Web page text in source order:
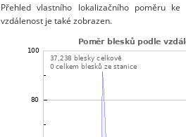
Přehled vlastního lokalizačního poměru
vzdálenost je také zobrazen.